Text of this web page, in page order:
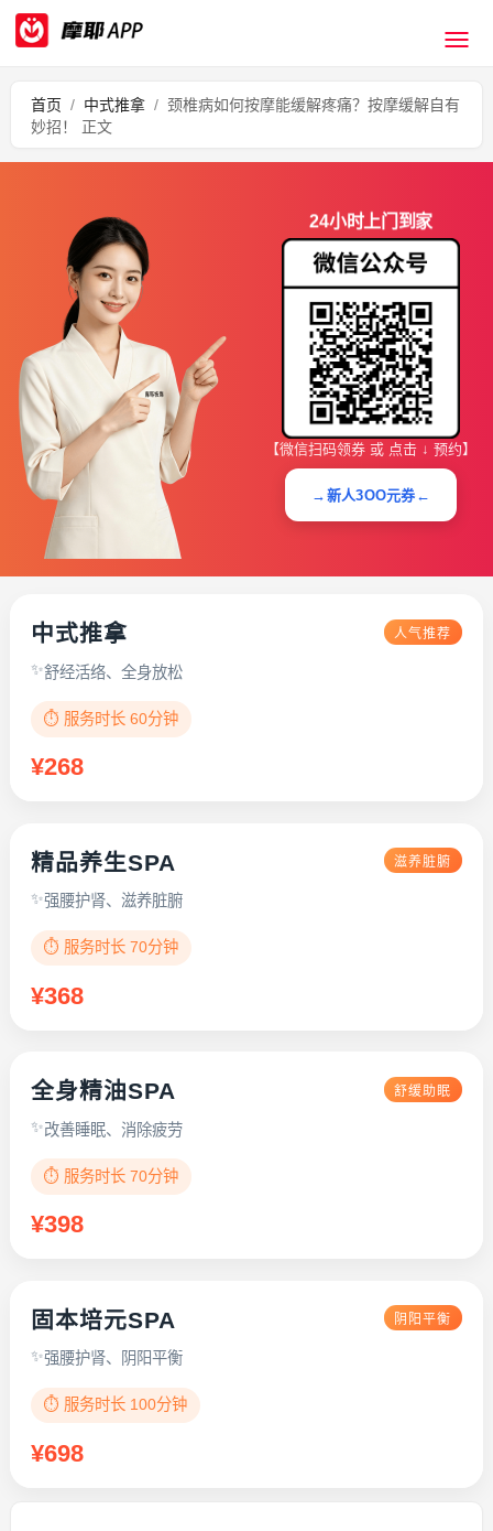
首页 / 中式推拿 / 颈椎病如何按摩能缓解疼痛？按摩缓解自有
妙招！ 正文
24小时上门到家
【微信扫码领券 或 点击 ↓ 预约】
→新人3OO元券←
中式推拿 人气推荐
舒经活络、全身放松
⏱️ 服务时长 60分钟
¥268
精品养生SPA 滋养脏腑
强腰护肾、滋养脏腑
⏱️ 服务时长 70分钟
¥368
全身精油SPA 舒缓助眠
改善睡眠、消除疲劳
⏱️ 服务时长 70分钟
¥398
固本培元SPA 阴阳平衡
强腰护肾、阴阳平衡
⏱️ 服务时长 100分钟
¥698